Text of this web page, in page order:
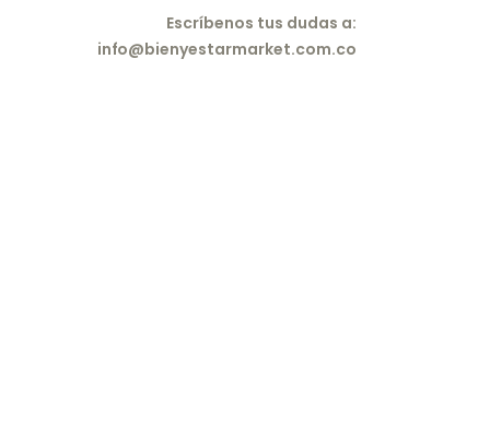
Escríbenos tus dudas a:
info@bienyestarmarket.com.co